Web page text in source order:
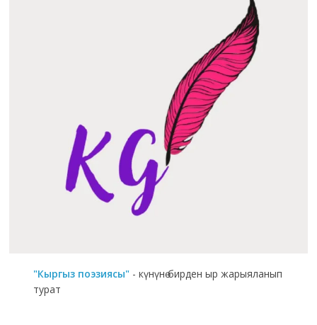
"Кыргыз поэзиясы" - күнүнө бирден ыр жарыяланып
турат